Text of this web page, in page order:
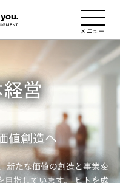
営
値創造へ
新たな価値の創造と事業変
目指しています。ヒトを成